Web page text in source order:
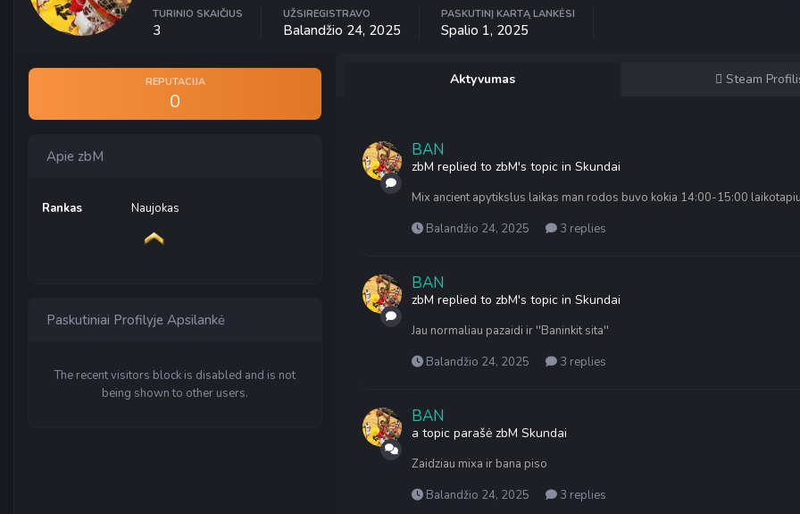
TURINIO SKAIČIUS
3
UŽSIREGISTRAVO
Balandžio 24, 2025
PASKUTINĮ KARTĄ LANKĖSI
Spalio 1, 2025
REPUTACIJA
0
Apie zbM
Rankas Naujokas
Paskutiniai Profilyje Apsilankė
The recent visitors block is disabled and is not
being shown to other users.
Aktyvumas Steam
BAN
zbM replied to zbM's topic in Skundai
Mix ancient apytikslus laikas man rodos buvo kokia 14:00-15:00
Balandžio 24, 2025
3 replies
BAN
zbM replied to zbM's topic in Skundai
Jau normaliau pazaidi ir ''Baninkit sita''
Balandžio 24, 2025
3 replies
BAN
a topic parašė zbM Skundai
Zaidziau mixa ir bana piso
Balandžio 24, 2025
3 replies